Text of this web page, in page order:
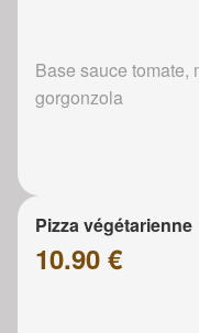
Base sauce tomate,
gorgonzola
Pizza végétarienne
10.90 €